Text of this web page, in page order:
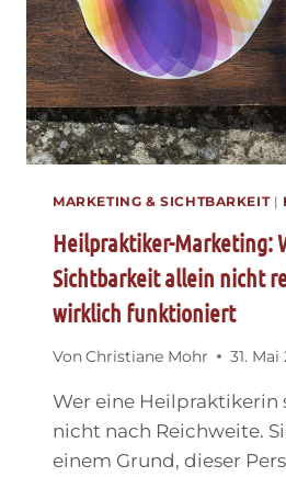
MARKETING & SICHTBARKEIT|
Heilpraktiker-Marketing:
Sichtbarkeit allein nicht
wirklich funktioniert
VonChristiane Mohr 31. Mai
Wer eine Heilpraktikerin
nicht nach Reichweite.
einem Grund, dieser